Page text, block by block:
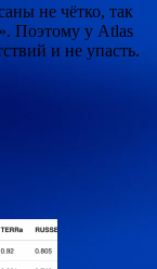
не чётко, так
Поэтому у Atlas
и не упасть.